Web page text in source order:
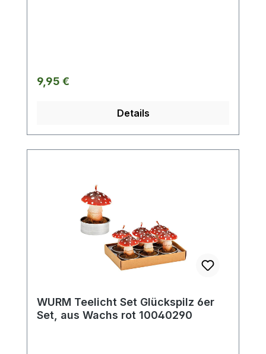
Regulärer Preis:
9,95 €
Details
WURM Teelicht Set Glückspilz 6er
Set, aus Wachs rot 10040290